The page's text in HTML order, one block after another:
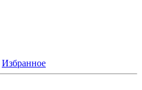
Избранное